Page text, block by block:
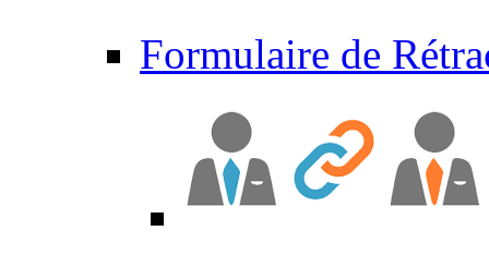
Formulaire de